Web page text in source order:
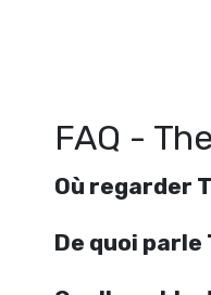
FAQ -
Où regarder
De quoi parle